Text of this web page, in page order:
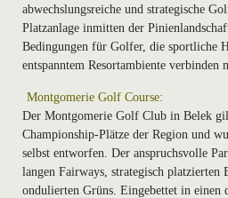
abwechslungsreiche und strategische
Platzanlage inmitten der
Bedingungen für Golfer, die sportliche
entspanntem Resortambiente verbinden
Montgomerie Golf Course:
Der Montgomerie Golf Club in Belek
Championship-Plätze der Region und
selbst entworfen. Der anspruchsvolle
langen Fairways, strategisch platzierten
ondulierten Grüns. Eingebettet in einen